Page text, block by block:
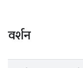
वर्शन